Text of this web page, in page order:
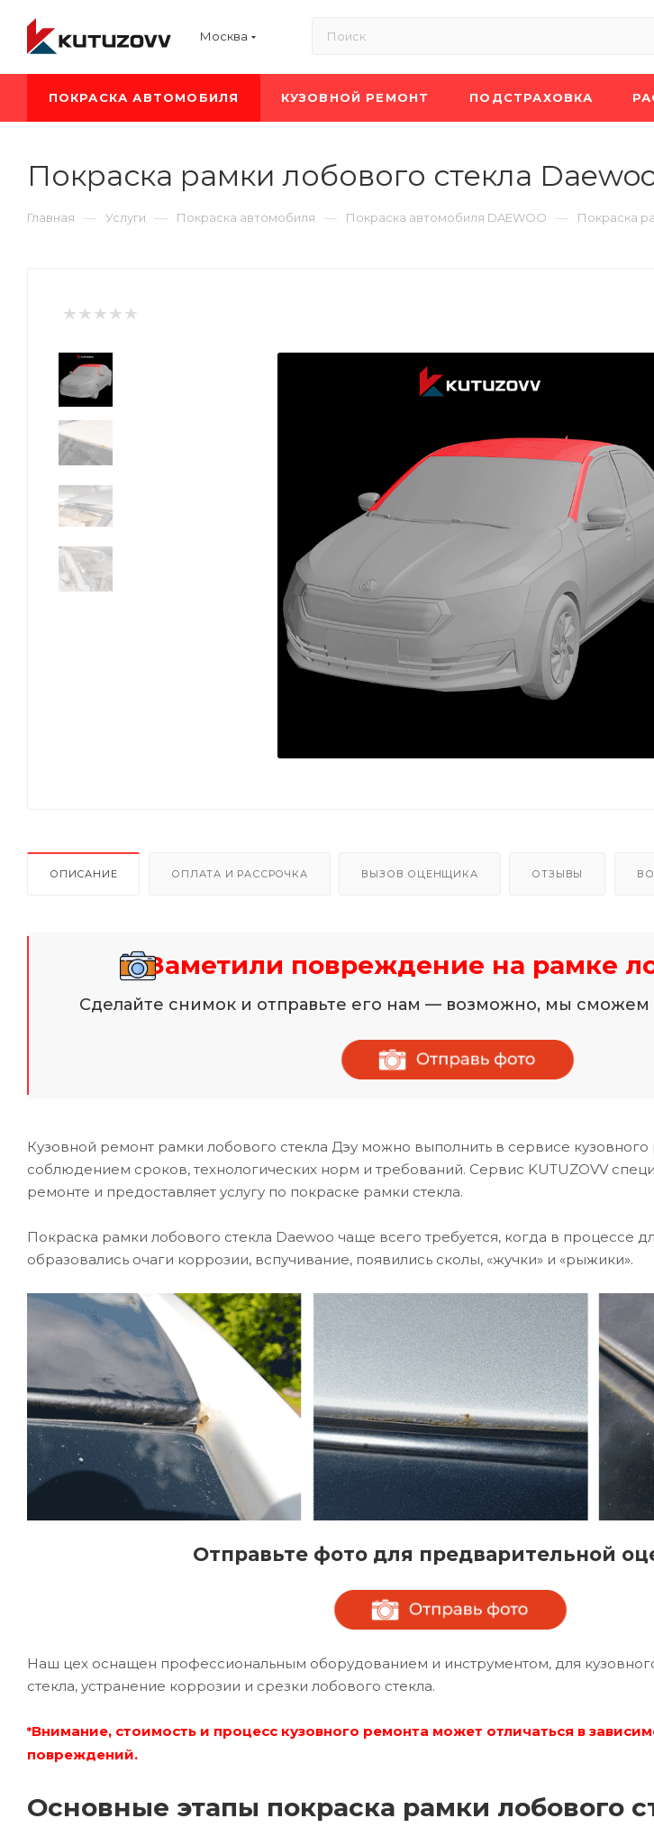
Москва
ПОКРАСКА АВТОМОБИЛЯ КУЗОВНОЙ РЕМОНТ ПОДСТРАХОВКА
Покраска рамки лобового стекла
Главная — Услуги — Покраска автомобиля — Покраска автомобиля DAEWOO — Покраска
ОПИСАНИЕ ОПЛАТА И РАССРОЧКА ВЫЗОВ ОЦЕНЩИКА ОТЗЫВЫ
Заметили повреждение на рамке
Сделайте снимок и отправьте его нам — возможно, мы сможем
Кузовной ремонт рамки лобового стекла Дэу можно выполнить в сервисе
соблюдением сроков, технологических норм и требований. Сервис KUTUZOVV
ремонте и предоставляет услугу по покраске рамки стекла.
Покраска рамки лобового стекла Daewoo чаще всего требуется, когда в процессе
образовались очаги коррозии, вспучивание, появились сколы, «жучки» и «рыжики».
Отправьте фото для предварительной
Наш цех оснащен профессиональным оборудованием и инструментом, для
стекла, устранение коррозии и срезки лобового стекла.
*Внимание, стоимость и процесс кузовного ремонта может отличаться в
повреждений.
Основные этапы покраска рамки лобового